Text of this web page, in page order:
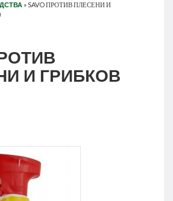
»SAVO ПРОТИВ ПЛЕСЕНИ И
И ГРИБКОВ